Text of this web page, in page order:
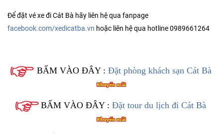
Để đặt vé xe đi Cát Bà hãy liên hệ qua fanpage
facebook.com/xedicatba.vn hoặc liên hệ qua hotline 0989661264
BẤM VÀO ĐÂY : Đặt phòng khách sạn Cát Bà
BẤM VÀO ĐÂY : Đặt tour du lịch đi Cát Bà